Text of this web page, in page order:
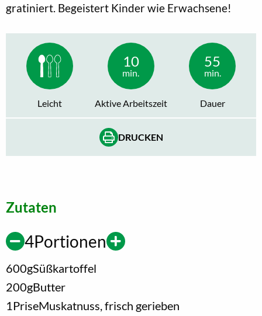
gratiniert. Begeistert Kinder wie Erwachsene!
Leicht
10
min.
Aktive Arbeitszeit
55
min.
Dauer
DRUCKEN
Zutaten
4Portionen
600gSüßkartoffel
200gButter
1 PriseMuskatnuss, frisch gerieben